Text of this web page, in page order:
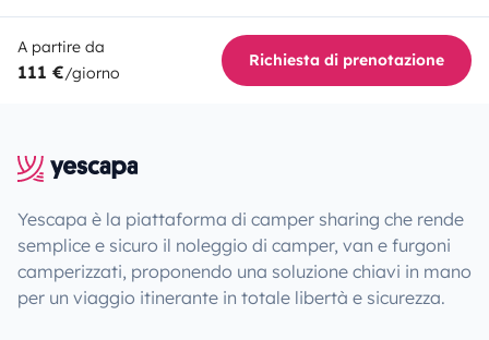
A partire da
111 €/giorno
Richiesta di prenotazione
Yescapa è la piattaforma di camper sharing che rende
semplice e sicuro il noleggio di camper, van e furgoni
camperizzati, proponendo una soluzione chiavi in mano
per un viaggio itinerante in totale libertà e sicurezza.